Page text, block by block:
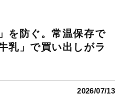
を防ぐ。常温保存で
乳」で買い出しがラ
2026/07/13